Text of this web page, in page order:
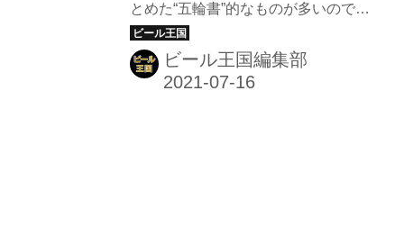
ン必読の書だ。
とめた“五輪書”的なものが多いのでは
ないだろうか。それはそれで、先達の
言葉はありがたく拝聴（拝読）したほ
うがいいに違いない。しかし、ビジネ
ビール王国編集部